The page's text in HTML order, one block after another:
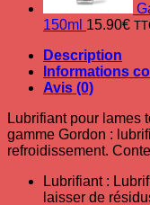
150ml 15.90€
Description
Informations
Avis (0)
Lubrifiant pour lames
gamme Gordon :
refroidissement.
Lubrifiant :
laisser de